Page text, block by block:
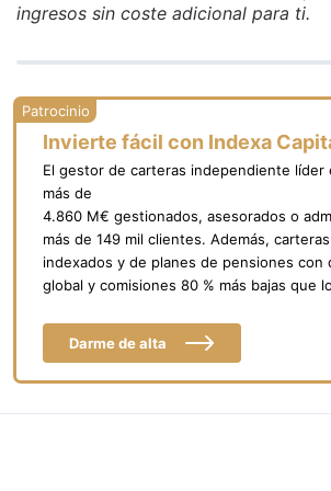
todos permiten traspasos
mismas ventajas fiscales que
ingresos sin coste adicional para ti.
Invierte fácil con Indexa
El gestor de carteras independiente líder
más de
4.860 M€ gestionados, asesorados o
más de 149 mil clientes. Además,
indexados y de planes de pensiones con
global y comisiones 80 % más bajas que
Darme de alta